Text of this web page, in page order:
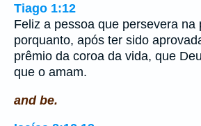
Tiago 1:12
Feliz a pessoa que persevera na
porquanto, após ter sido
prêmio da coroa da vida, que
que o amam.
and be.